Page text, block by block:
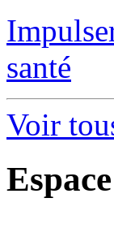
santé
Voir